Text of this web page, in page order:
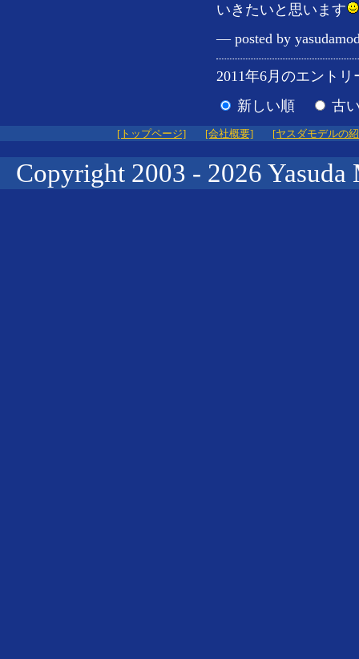
いきたいと思います
— posted by
2011年6月のエント
新しい順
古
[トップページ] [会社概要] [ヤスダモデルの
Copyright 2003 - 2026